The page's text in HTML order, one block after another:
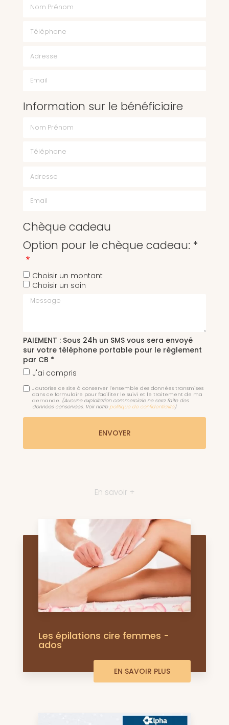
Information sur le bénéficiaire
Chèque cadeau
Option pour le chèque cadeau: *
Choisir un montant
Choisir un soin
Message
PAIEMENT : Sous 24h un SMS vous sera envoyé
sur votre téléphone portable pour le règlement
par CB *
J'ai compris
J'autorise ce site à conserver l'ensemble des données transmises
dans ce formulaire pour faciliter le suivi et le traitement de ma
demande. (Aucune exploitation commerciale ne sera faite des
données conservées. Voir notre politique de confidentialité)
En savoir +
Les épilations cire femmes -
ados
EN SAVOIR PLUS